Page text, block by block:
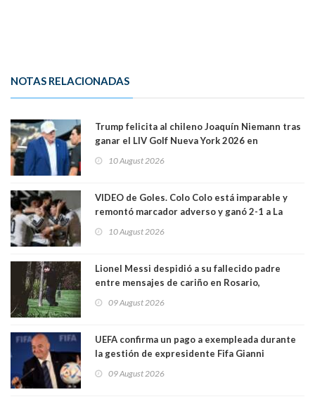
NOTAS RELACIONADAS
Trump felicita al chileno Joaquín Niemann tras
ganar el LIV Golf Nueva York 2026 en
10 August 2026
VIDEO de Goles. Colo Colo está imparable y
remontó marcador adverso y ganó 2-1 a La
Palestino también 2-1. VIDEOS
10 August 2026
Lionel Messi despidió a su fallecido padre
entre mensajes de cariño en Rosario,
09 August 2026
UEFA confirma un pago a exempleada durante
la gestión de expresidente Fifa Gianni
relación sentimental
09 August 2026